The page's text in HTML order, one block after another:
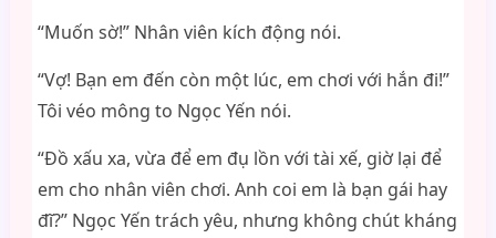
“Muốn sờ!” Nhân viên kích động nói.
“Vợ! Bạn em đến còn một lúc, em chơi với hắn đi!”
Tôi véo mông to Ngọc Yến nói.
“Đồ xấu xa, vừa để em đụ lồn với tài xế, giờ lại để
em cho nhân viên chơi. Anh coi em là bạn gái hay
đĩ?” Ngọc Yến trách yêu, nhưng không chút kháng